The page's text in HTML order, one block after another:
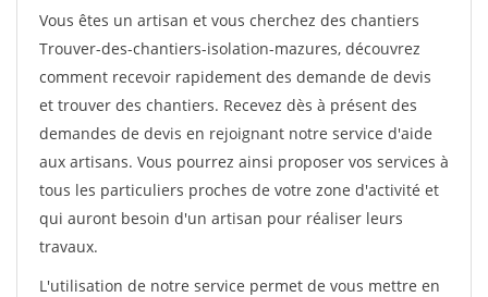
Vous êtes un artisan et vous cherchez des chantiers
Trouver-des-chantiers-isolation-mazures, découvrez
comment recevoir rapidement des demande de devis
et trouver des chantiers. Recevez dès à présent des
demandes de devis en rejoignant notre service d'aide
aux artisans. Vous pourrez ainsi proposer vos services à
tous les particuliers proches de votre zone d'activité et
qui auront besoin d'un artisan pour réaliser leurs
travaux.
L'utilisation de notre service permet de vous mettre en